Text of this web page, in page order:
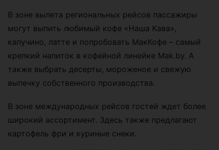
В зоне вылета региональных рейсов пассажиры
могут выпить любимый кофе «Наша Кава»,
капучино, латте и попробовать МакКофе – самый
крепкий напиток в кофейной линейке Mak.by. А
также выбрать десерты, мороженое и свежую
выпечку собственного производства.
В зоне международных рейсов гостей ждет более
широкий ассортимент. Здесь также предлагают
картофель фри и куриные снеки.